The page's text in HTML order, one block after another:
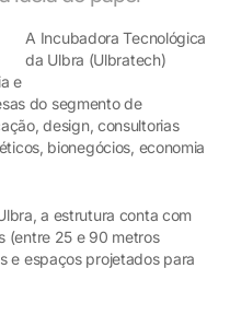
A Incubadora Tecnológica
da Ulbra (Ulbratech)
e
do segmento de
design, consultorias
bionegócios, economia
a estrutura conta com
(entre 25 e 90 metros
e espaços projetados para